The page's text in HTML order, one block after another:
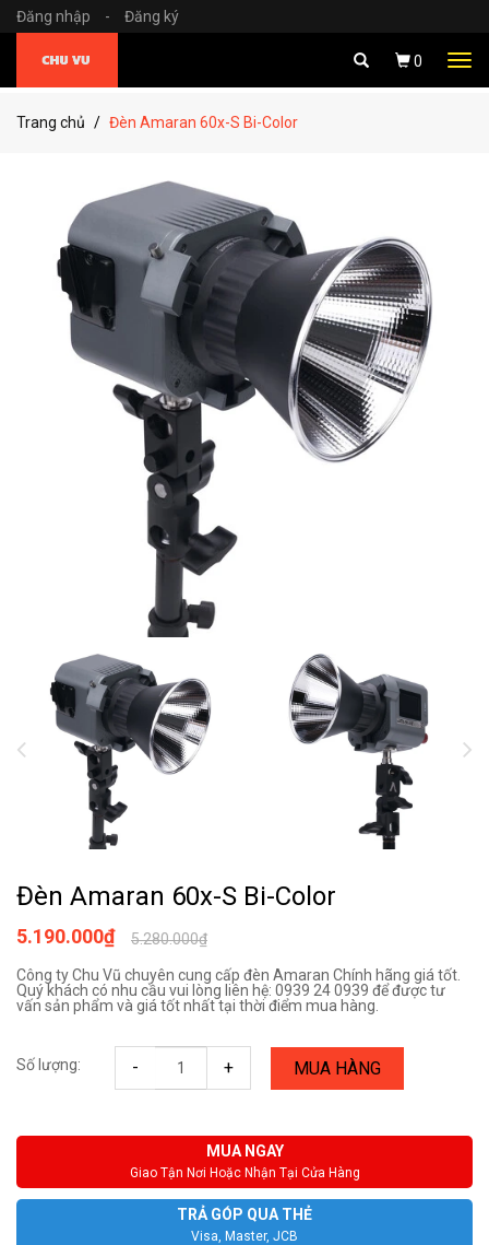
Đăng nhập - Đăng ký
0
Trang chủ Đèn Amaran 60x-S Bi-Color
Đèn Amaran 60x-S Bi-Color
5.280.000₫
5.190.000₫
Công ty Chu Vũ chuyên cung cấp đèn Amaran Chính hãng giá tốt.
Quý khách có nhu cầu vui lòng liên hệ: 0939 24 0939 để được tư
vấn sản phẩm và giá tốt nhất tại thời điểm mua hàng.
Số lượng: - + MUA HÀNG
MUA NGAY
Giao Tận Nơi Hoặc Nhận Tại Cửa Hàng
TRẢ GÓP QUA THẺ
Visa, Master, JCB